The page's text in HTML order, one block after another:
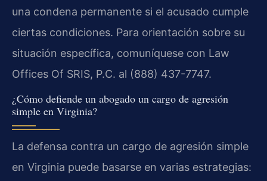
una condena permanente si el acusado cumple
ciertas condiciones. Para orientación sobre su
situación específica, comuníquese con Law
Offices Of SRIS, P.C. al (888) 437-7747.
¿Cómo defiende un abogado un cargo de agresión
simple en Virginia?
La defensa contra un cargo de agresión simple
en Virginia puede basarse en varias estrategias: